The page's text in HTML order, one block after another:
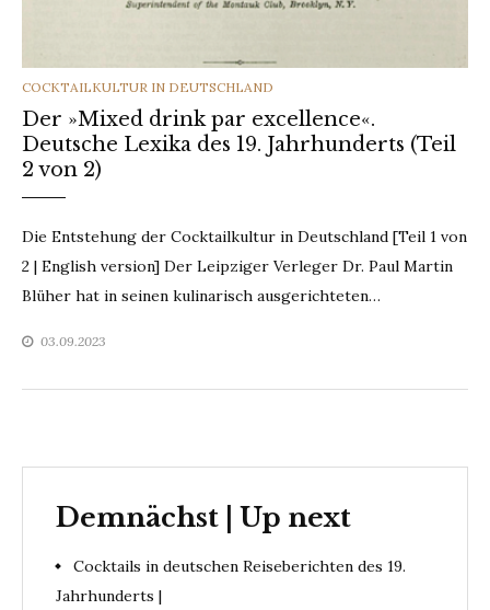
CATEGORIES
COCKTAILKULTUR IN DEUTSCHLAND
Der »Mixed drink par excellence«.
Deutsche Lexika des 19. Jahrhunderts (Teil
2 von 2)
Die Entstehung der Cocktailkultur in Deutschland [Teil 1 von
2 | English version] Der Leipziger Verleger Dr. Paul Martin
Blüher hat in seinen kulinarisch ausgerichteten…
03.09.2023
Demnächst | Up next
Cocktails in deutschen Reiseberichten des 19.
Jahrhunderts |